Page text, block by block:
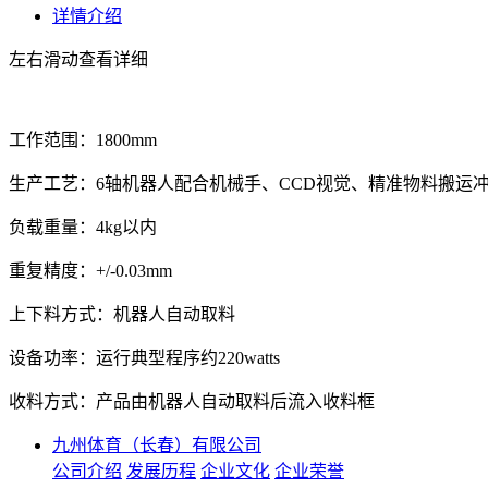
详情介绍
左右滑动查看详细
工作范围：1800mm
生产工艺：6轴机器人配合机械手、CCD视觉、精准物料搬运
负载重量：4kg以内
重复精度：+/-0.03mm
上下料方式：机器人自动取料
设备功率：运行典型程序约220watts
收料方式：产品由机器人自动取料后流入收料框
九州体育（长春）有限公司
公司介绍 发展历程 企业文化 企业荣誉